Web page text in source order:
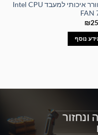
מאוורר איכותי למעבד Intel CPU
FAN
₪
נוסף
ונחזור